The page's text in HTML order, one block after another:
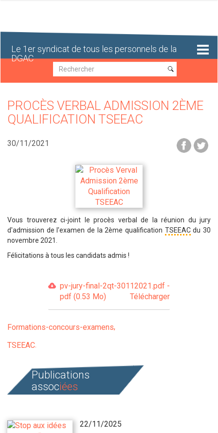
Le 1er syndicat de tous les personnels de la
DGAC
Recherche
Recherche
PROCÈS VERBAL ADMISSION 2ÈME
QUALIFICATION TSEEAC
30/11/2021
Vous trouverez ci-joint le procès verbal de la réunion du jury
d'admission de l'examen de la 2ème qualification TSEEACdu30
novembre 2021
Félicitations à tous les candidats admis !
pv-jury-final-2qt-30112021.pdf -
pdf (0.53 Mo)
Télécharger
Formations-concours-examens
TSEEAC
Publications
associées
22/11/2025